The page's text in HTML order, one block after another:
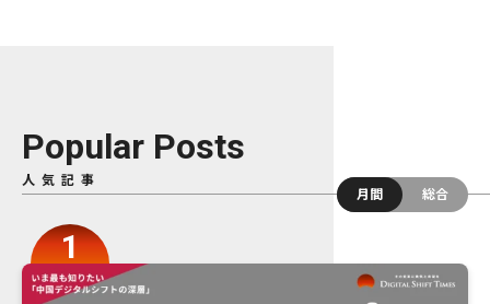
Popular Posts
人気記事
月間
総合